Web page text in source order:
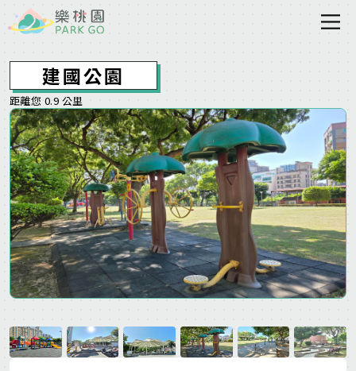
建國公園
距離您 0.9 公里